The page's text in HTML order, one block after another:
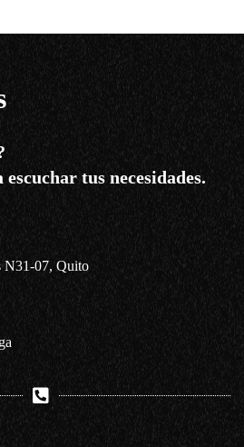
tus necesidades.
N31-07, Quito